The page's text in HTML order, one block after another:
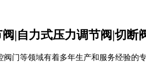
|自力式压力调节阀|切断
门等领域有着多年生产和服务经验的